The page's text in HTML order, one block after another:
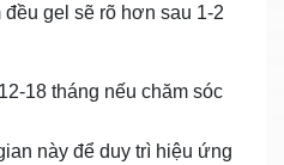
gel sẽ rõ hơn sau 1‑2
tháng nếu chăm sóc
này để duy trì hiệu ứng